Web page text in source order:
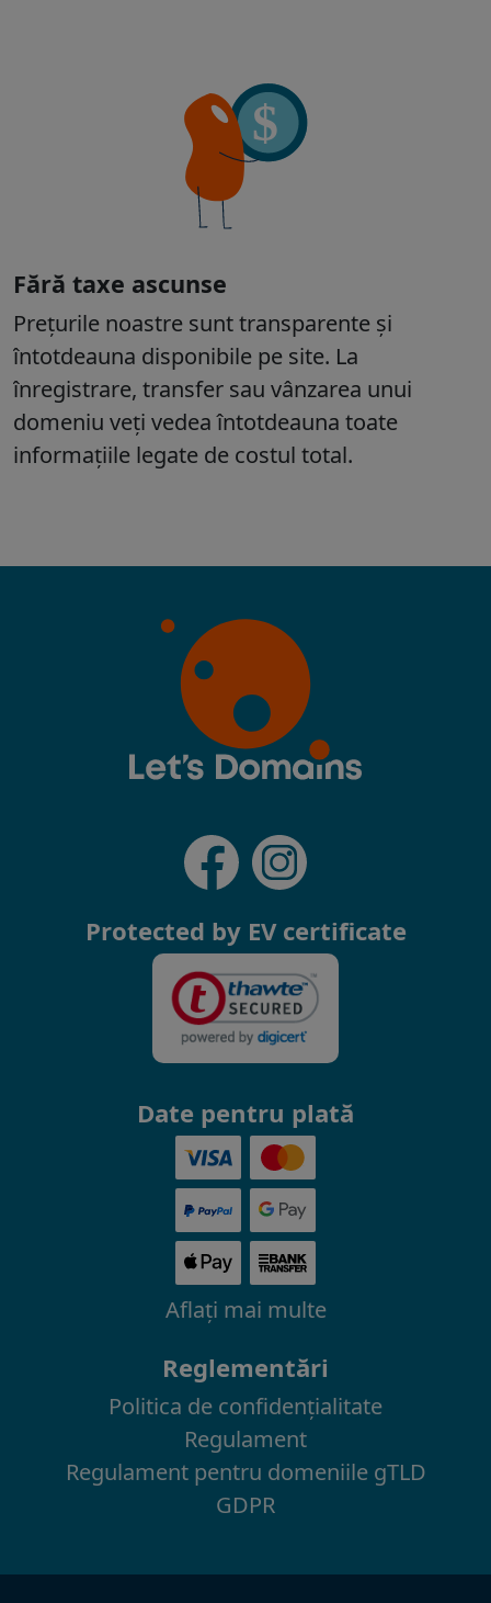
Protected by EV certificate
Date pentru plată
Aflaţi mai multe
Reglementări
Politica de confidenţialitate
Regulament
Regulament pentru domeniile gTLD
GDPR